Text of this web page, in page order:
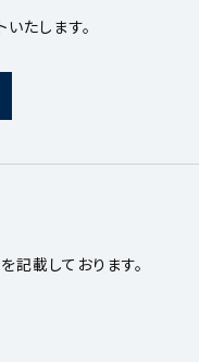
たします。
載しております。